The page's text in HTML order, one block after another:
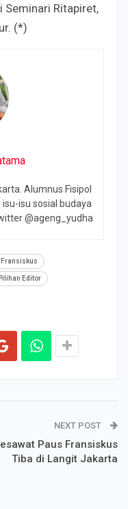
Ritapiret,
(*)
Alumnus Fisipol
isu sosial budaya
@ageng_yudha
Fransiskus
Pilihan Editor
NEXT POST
Paus Fransiskus
Tiba di Langit Jakarta